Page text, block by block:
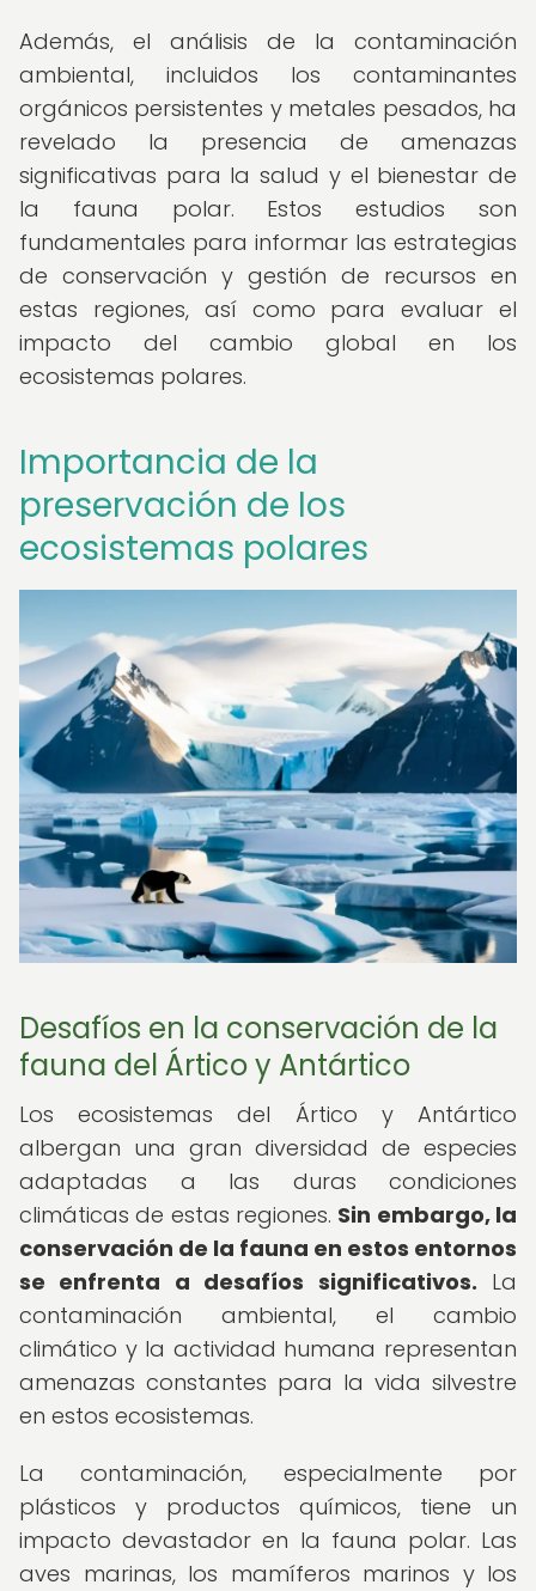
Además, el análisis de la contaminación
ambiental, incluidos los contaminantes
orgánicos persistentes y metales pesados, ha
revelado la presencia de amenazas
significativas para la salud y el bienestar de
la fauna polar. Estos estudios son
fundamentales para informar las estrategias
de conservación y gestión de recursos en
estas regiones, así como para evaluar el
impacto del cambio global en los
ecosistemas polares.
Importancia de la
preservación de los
ecosistemas polares
Desafíos en la conservación de la
fauna del Ártico y Antártico
Los ecosistemas del Ártico y Antártico
albergan una gran diversidad de especies
adaptadas a las duras condiciones
climáticas de estas regiones. Sin embargo, la
conservación de la fauna en estos entornos
se enfrenta a desafíos significativos. La
contaminación ambiental, el cambio
climático y la actividad humana representan
amenazas constantes para la vida silvestre
en estos ecosistemas.
La contaminación, especialmente por
plásticos y productos químicos, tiene un
impacto devastador en la fauna polar. Las
aves marinas, los mamíferos marinos y los